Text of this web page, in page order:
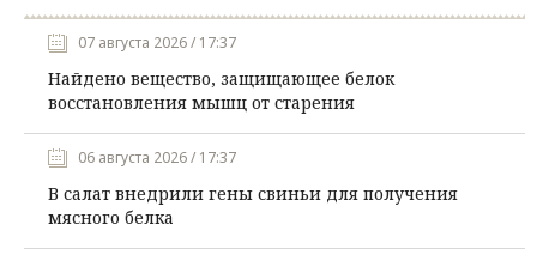
07 августа 2026 / 17:37
Найдено вещество, защищающее белок
восстановления мышц от старения
06 августа 2026 / 17:37
В салат внедрили гены свиньи для получения
мясного белка